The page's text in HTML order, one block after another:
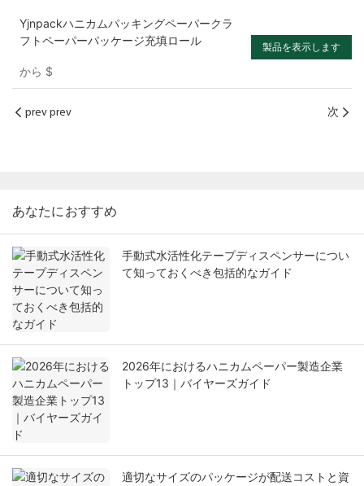
Yjnpackハニカムパッキングペーパークラ
フトペーパーパッケージ充填ロール
から $
製品を表示します
prev prev 次
あなたにおすすめ
手動式水活性化テープディスペンサーについ
て知っておくべき包括的なガイド
2026年におけるハニカムペーパー製造企業
トップ13｜バイヤーズガイド
適切なサイズのパッケージが配送コストと資